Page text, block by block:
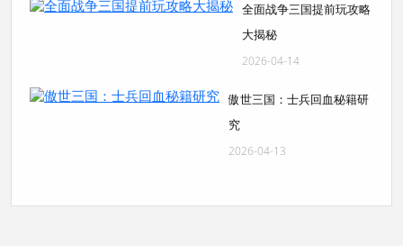
全面战争三国提前玩攻略
大揭秘
2026-04-14
傲世三国：士兵回血秘籍研
究
2026-04-13